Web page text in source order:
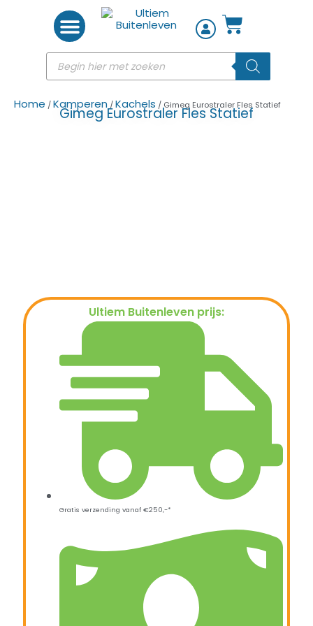
Home /Kamperen /Kachels / Gimeg Eurostraler Fles Statief
Gimeg Eurostraler Fles Statief
Ultiem Buitenleven prijs:
Gratis verzending vanaf €250,-*